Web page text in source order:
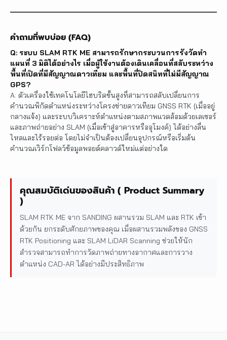
คำถามที่พบบ่อย (FAQ)
Q: ระบบ SLAM RTK ME สามารถรักษากระบวนการรังวัดทำ
แผนที่ 3 มิติได้อย่างไร เมื่อผู้ใช้งานต้องเดินเคลื่อนที่สลับระหว่าง
พื้นที่เปิดที่มีสัญญาณดาวเทียม และพื้นที่ปิดสนิทที่ไม่มีสัญญาณ
GPS?
A: ตัวเครื่องใช้เทคโนโลยีไฮบริดขั้นสูงที่สามารถสลับเปลี่ยนการ
คำนวณพิกัดตำแหน่งระหว่างโครงข่ายดาวเทียม GNSS RTK (เมื่ออยู่
กลางแจ้ง) และระบบวิเคราะห์ตำแหน่งตามสภาพแวดล้อมด้วยเลเซอร์
และภาพถ่ายอย่าง SLAM (เมื่อเข้าสู่อาคารหรืออุโมงค์) ได้อย่างลื่น
ไหลและไร้รอยต่อ โดยไม่จำเป็นต้องเปลี่ยนอุปกรณ์หรือเริ่มต้น
คำนวณเวิร์กโฟลว์ข้อมูลพอยต์คลาวด์ใหม่แต่อย่างใด
คุณสมบัติเด่นของสินค้า ( Product Summary
)
SLAM RTK ME จาก SANDING ผสานรวม SLAM และ RTK เข้า
ด้วยกัน ยกระดับศักยภาพของคุณ เมื่อผสานรวมพลังของ GNSS
RTK Positioning และ SLAM LiDAR Scanning ช่วยให้นัก
สำรวจสามารถทำการวัดภาพถ่ายทางอากาศและการวาง
ตำแหน่ง CAD-AR ได้อย่างมีประสิทธิภาพ